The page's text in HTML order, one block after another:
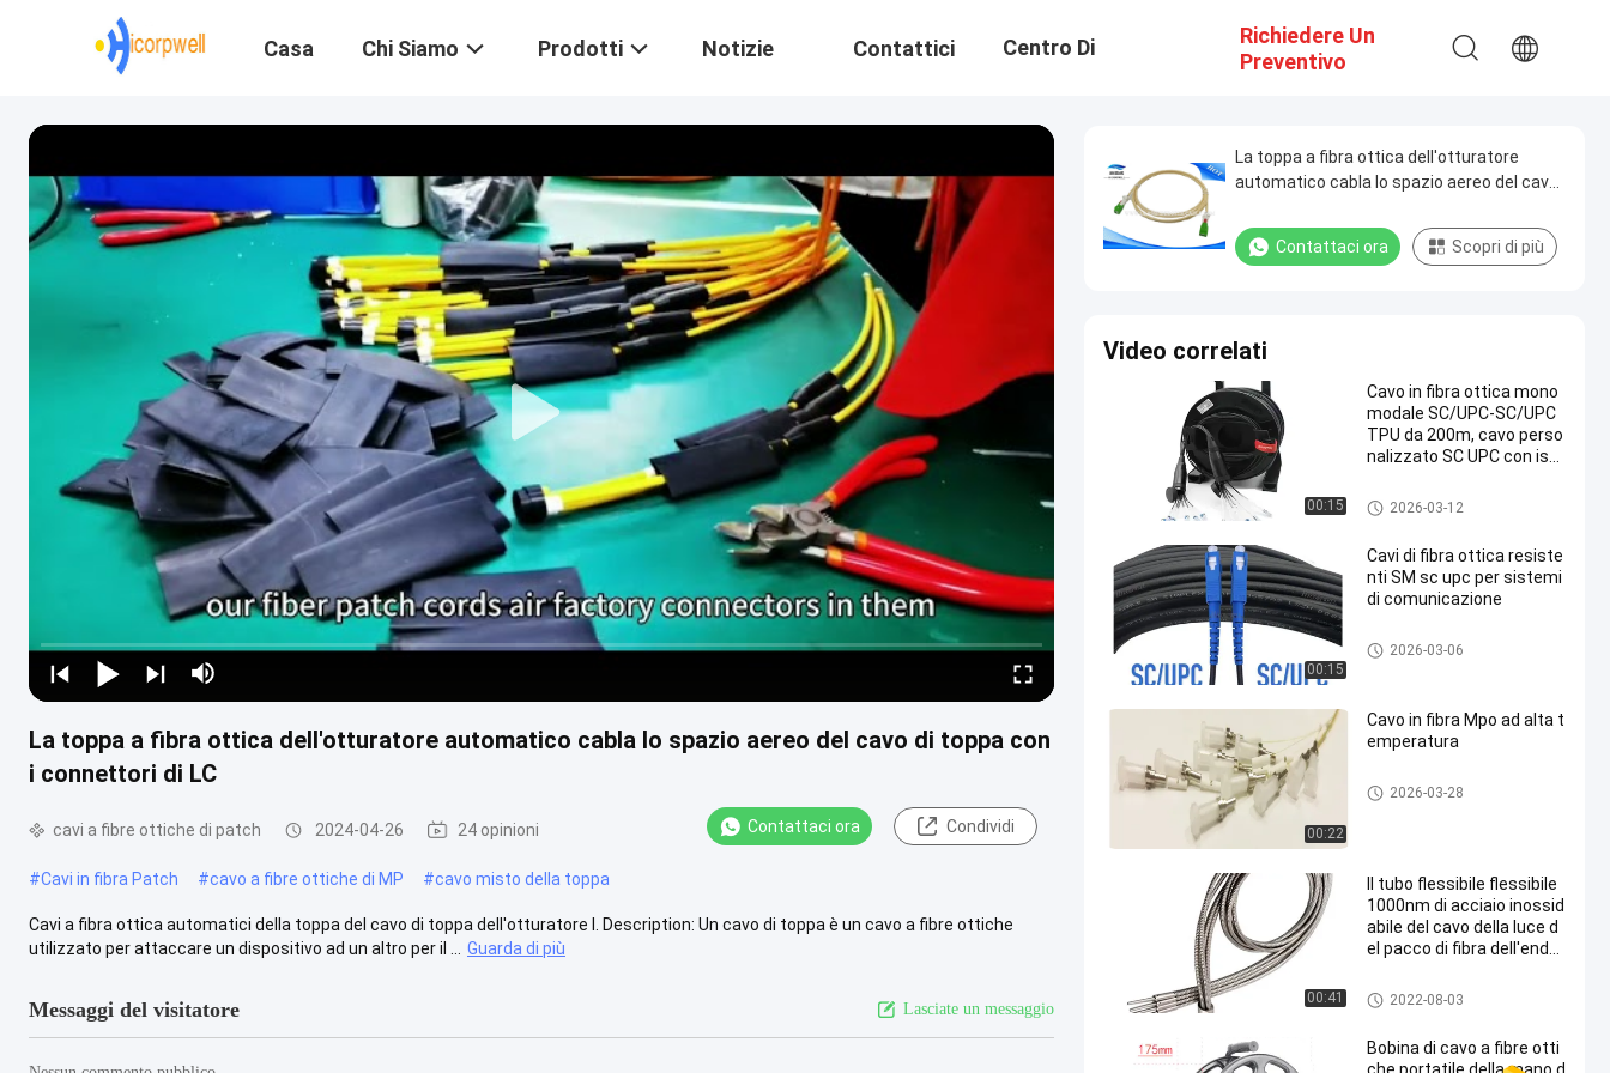
Casa Chi Siamo Prodotti Notizie Contattici Centro Di
Formazione
Richiedere Un
Preventivo
La toppa a fibra ottica dell'otturatore automatico cabla lo spazio aereo del cavo di toppa con
i connettori di LC
cavi a fibre ottiche di patch 2024-04-26 24 opinioni Contattaci ora Condividi
#Cavi in fibra Patch #cavo a fibre ottiche di MP #cavo misto della toppa
Cavi a fibra ottica automatici della toppa del cavo di toppa dell'otturatore I. Description: Un cavo di toppa è un cavo a fibre ottiche
utilizzato per attaccare un dispositivo ad un altro per il ...
Guarda di più
Messaggi del visitatore Lasciate un messaggio
La toppa a fibra ottica dell'otturatore
automatico cabla lo spazio aereo del cavo
Contattaci ora Scopri di più
Video correlati
00:15
Cavo in fibra ottica mono
modale SC/UPC-SC/UPC
TPU da 200m, cavo perso
nalizzato SC UPC con isol
cavi a fibre ottiche di patch
2026-03-12
00:15
Cavi di fibra ottica resiste
nti SM sc upc per sistemi
di comunicazione
cavi a fibre ottiche di patch
2026-03-06
00:22
Cavo in fibra Mpo ad alta t
emperatura
cavi a fibre ottiche di patch
2026-03-28
00:41
Il tubo flessibile flessibile
1000nm di acciaio inossid
abile del cavo della luce d
el pacco di fibra dell'endo
la guida di luce a fibra otti
ca nuda di vetro
Fibra ottica nuda
2022-08-03
Bobina di cavo a fibre otti